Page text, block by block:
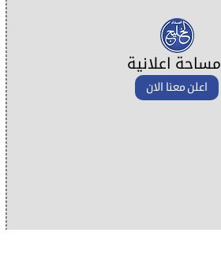
مساحة اعلانية
اعلن معنا الان